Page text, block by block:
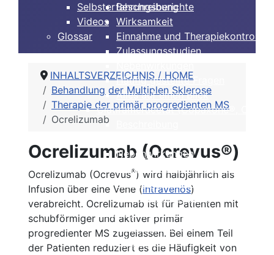
Beschreibung
Wirksamkeit
Einnahme und Therapiekontrolle
Zulassungsstudien
Häufig gestellte Fragen
Alles auf einen Blick
Glatirameracetat (Copaxone®, Clift®)
Nebenwirkungen
Einnahme und Therapiekontrolle
Häufig gestellte Fragen
Alles auf einen Blick
Dimethylfumarat, BG12 (Tecfidera®)
Beschreibung
Wirksamkeit
Selbsterfahrungsberichte
Videos
Glossar
INHALTSVERZEICHNIS / HOME
Behandlung der Multiplen Sklerose
Therapie der primär progredienten MS
Ocrelizumab
Ocrelizumab (Ocrevus®)
Ocrelizumab (Ocrevus®) wird halbjährlich als
Infusion über eine Vene (intravenös)
verabreicht. Ocrelizumab ist für Patienten mit
schubförmiger und aktiver primär
progredienter MS zugelassen. Bei einem Teil
der Patienten reduziert es die Häufigkeit von